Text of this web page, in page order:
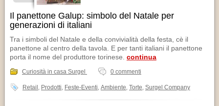
Il panettone Galup: simbolo del Natale per
generazioni di italiani
Tra i simboli del Natale e della convivialità della festa, cè il
panettone al centro della tavola. E per tanti italiani il panettone
porta il nome del produttore torinese. continua
Curiosità in casa Surgel 0 commenti
Retail Prodotti Feste-Eventi Ambiente Torte Surgel Company